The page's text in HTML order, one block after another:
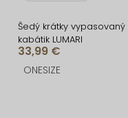
Šedý krátky vypasovaný
kabátik LUMARI
33,99 €
ONESIZE